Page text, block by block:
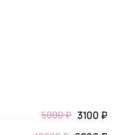
5000₽ 3100 ₽